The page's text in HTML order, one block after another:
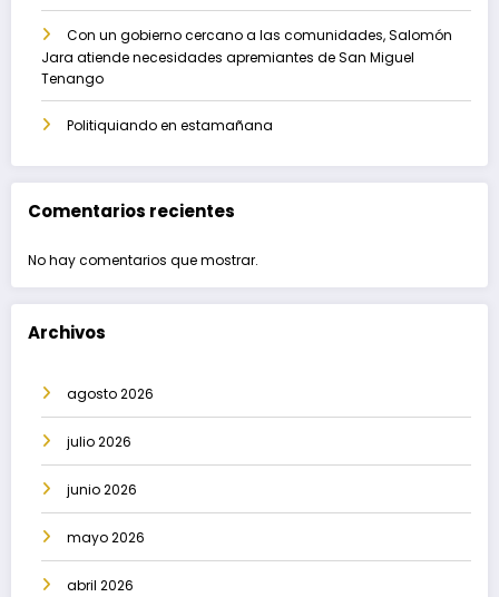
Con un gobierno cercano a las comunidades, Salomón
Jara atiende necesidades apremiantes de San Miguel
Tenango
Politiquiando en estamañana
Comentarios recientes
No hay comentarios que mostrar.
Archivos
agosto 2026
julio 2026
junio 2026
mayo 2026
abril 2026